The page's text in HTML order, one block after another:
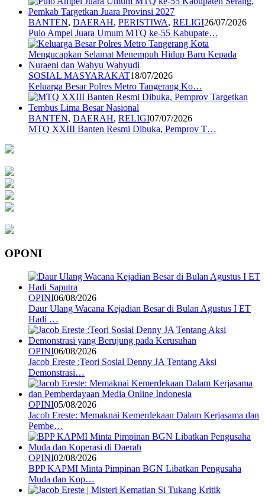
BANTEN, DAERAH, PERISTIWA, RELIGI26/07/2026
Pulo Ampel Juara Umum MTQ ke-55 Kabupate…
SOSIAL MASYARAKAT18/07/2026
Keluarga Besar Polres Metro Tangerang Ko…
BANTEN, DAERAH, RELIGI07/07/2026
MTQ XXIII Banten Resmi Dibuka, Pemprov T…
OPONI
OPINI06/08/2026
Daur Ulang Wacana Kejadian Besar di Bulan Agustus I ET
Hadi …
OPINI06/08/2026
Jacob Ereste :Teori Sosial Denny JA Tentang Aksi
Demonstrasi…
OPINI05/08/2026
Jacob Ereste: Memaknai Kemerdekaan Dalam Kerjasama dan
Pembe…
OPINI02/08/2026
BPP KAPMI Minta Pimpinan BGN Libatkan Pengusaha
Muda dan Kop…